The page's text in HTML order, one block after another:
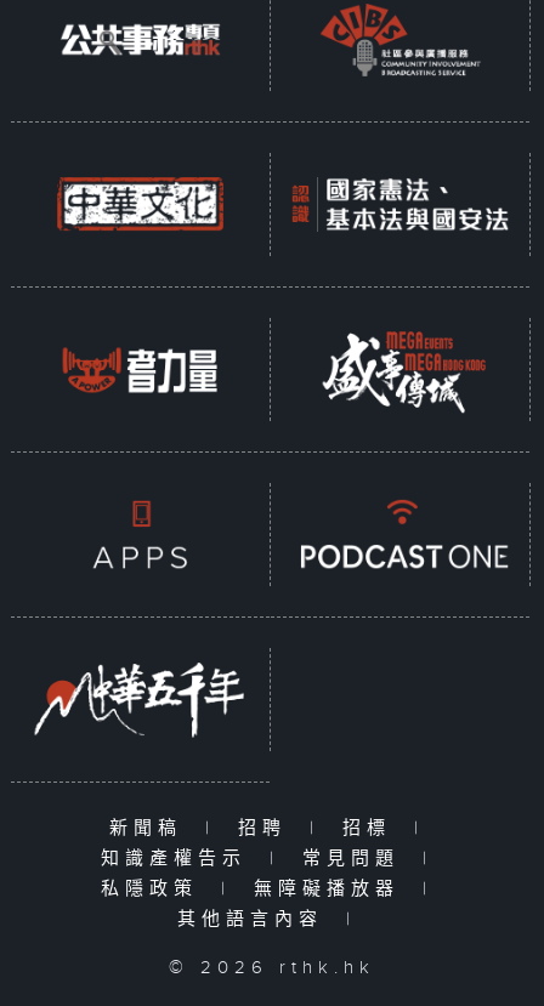
新聞稿 | 招聘 | 招標
|
知識產權告示
| 常見問題
|
私隱政策
| 無障礙播放器
|
其他語言內容
|
© 2026 rthk.hk